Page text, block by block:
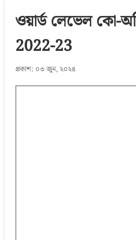
ওয়ার্ড লেভেল কো-
2022-23
প্রকাশ: ০৩ জুন, ২০২৪